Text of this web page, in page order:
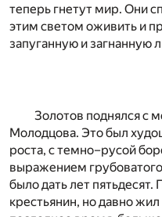
теперь гнетут мир. Они
этим светом оживить и
запуганную и загнанную
Золотов поднялся с
Молодцова. Это был
роста, с темно–русой
выражением
было дать лет
крестьянин, но давно